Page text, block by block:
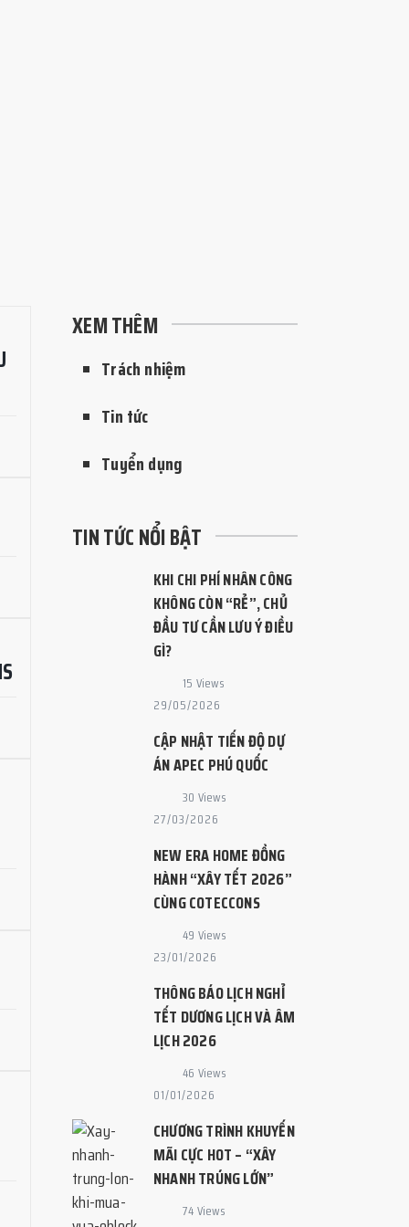
XEM THÊM
Trách nhiệm
Tin tức
Tuyển dụng
TIN TỨC NỔI BẬT
KHI CHI PHÍ NHÂN CÔNG
KHÔNG CÒN “RẺ”, CHỦ
ĐẦU TƯ CẦN LƯU Ý ĐIỀU
GÌ?
15 Views
29/05/2026
CẬP NHẬT TIẾN ĐỘ DỰ
ÁN APEC PHÚ QUỐC
30 Views
27/03/2026
NEW ERA HOME ĐỒNG
HÀNH “XÂY TẾT 2026”
CÙNG COTECCONS
49 Views
23/01/2026
THÔNG BÁO LỊCH NGHỈ
TẾT DƯƠNG LỊCH VÀ ÂM
LỊCH 2026
46 Views
01/01/2026
CHƯƠNG TRÌNH KHUYẾN
MÃI CỰC HOT – “XÂY
NHANH TRÚNG LỚN”
74 Views